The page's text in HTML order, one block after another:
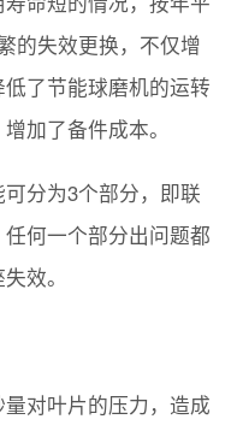
的失效更换，不仅增
了节能球磨机的运转
加了备件成本。
分为3个部分，即联
何一个部分出问题都
效。
对叶片的压力，造成